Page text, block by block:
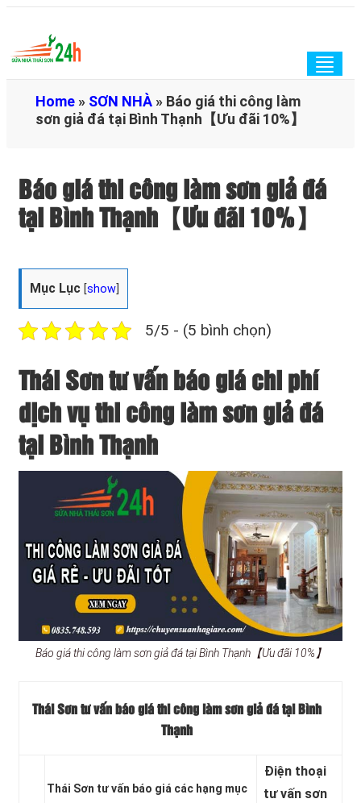
Home » SƠN NHÀ » Báo giá thi công làm
sơn giả đá tại Bình Thạnh【Ưu đãi 10%】
Báo giá thi công làm sơn giả đá
tại Bình Thạnh【Ưu đãi 10%】
Mục Lục [show
5/5 - (5 bình chọn)
Thái Sơn tư vấn báo giá chi phí
dịch vụ thi công làm sơn giả đá
tại Bình Thạnh
Báo giá thi công làm sơn giả đá tại Bình Thạnh【Ưu đãi 10%】
Thái Sơn tư vấn báo giá thi công làm sơn giả đá tại Bình
Thạnh
Thái Sơn tư vấn báo giá các hạng mục
Điện thoại
tư vấn sơn